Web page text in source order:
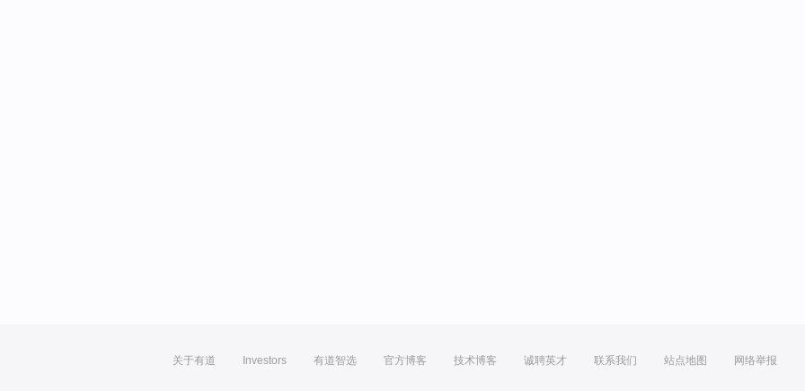
关于有道 Investors 有道智选 官方博客 技术博客 诚聘英才 联系我们 站点地图 网络举报